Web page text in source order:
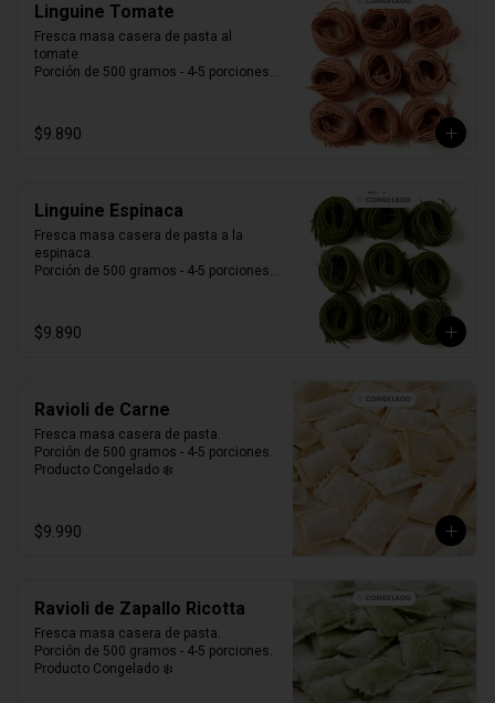
Linguine Tomate
Fresca masa casera de pasta al
tomate.
Porción de 500 gramos - 4-5 porciones.
$9.890
Linguine Espinaca
Fresca masa casera de pasta a la
espinaca.
Porción de 500 gramos - 4-5 porciones.
$9.890
Ravioli de Carne
Fresca masa casera de pasta.
Porción de 500 gramos - 4-5 porciones.
Producto Congelado ❄️
$9.990
Ravioli de Zapallo Ricotta
Fresca masa casera de pasta.
Porción de 500 gramos - 4-5 porciones.
Producto Congelado ❄️